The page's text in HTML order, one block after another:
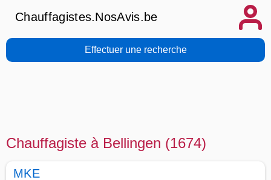
Chauffagistes.NosAvis.be
Effectuer une recherche
Chauffagiste à Bellingen (1674)
MKE